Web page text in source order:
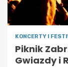
KONCERTY I
Piknik
Gwiazdy i